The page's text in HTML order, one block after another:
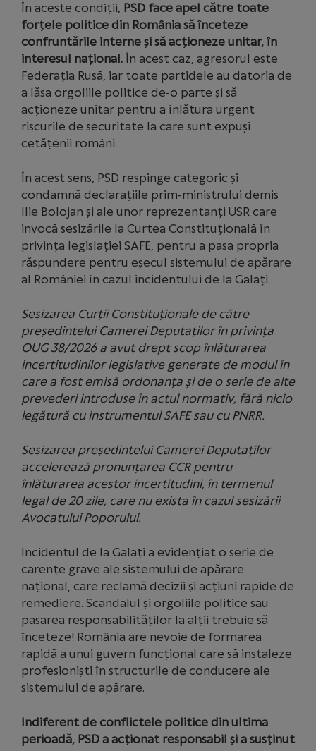
În aceste condiții, PSD face apel către toate
forțele politice din România să înceteze
confruntările interne și să acționeze unitar, în
interesul național. În acest caz, agresorul este
Federația Rusă, iar toate partidele au datoria de
a lăsa orgoliile politice de-o parte și să
acționeze unitar pentru a înlătura urgent
riscurile de securitate la care sunt expuși
cetățenii români.
În acest sens, PSD respinge categoric și
condamnă declarațiile prim-ministrului demis
Ilie Bolojan și ale unor reprezentanți USR care
invocă sesizările la Curtea Constituțională în
privința legislației SAFE, pentru a pasa propria
răspundere pentru eșecul sistemului de apărare
al României în cazul incidentului de la Galați.
Sesizarea Curții Constituționale de către
președintelui Camerei Deputaților în privința
OUG 38/2026 a avut drept scop înlăturarea
incertitudinilor legislative generate de modul în
care a fost emisă ordonanța și de o serie de alte
prevederi introduse în actul normativ, fără nicio
legătură cu instrumentul SAFE sau cu PNRR.
Sesizarea președintelui Camerei Deputaților
accelerează pronunțarea CCR pentru
înlăturarea acestor incertitudini, în termenul
legal de 20 zile, care nu exista în cazul sesizării
Avocatului Poporului.
Incidentul de la Galați a evidențiat o serie de
carențe grave ale sistemului de apărare
național, care reclamă decizii și acțiuni rapide de
remediere. Scandalul și orgoliile politice sau
pasarea responsabilităților la alții trebuie să
înceteze! România are nevoie de formarea
rapidă a unui guvern funcțional care să instaleze
profesioniști în structurile de conducere ale
sistemului de apărare.
Indiferent de conflictele politice din ultima
perioadă, PSD a acționat responsabil și a susținut